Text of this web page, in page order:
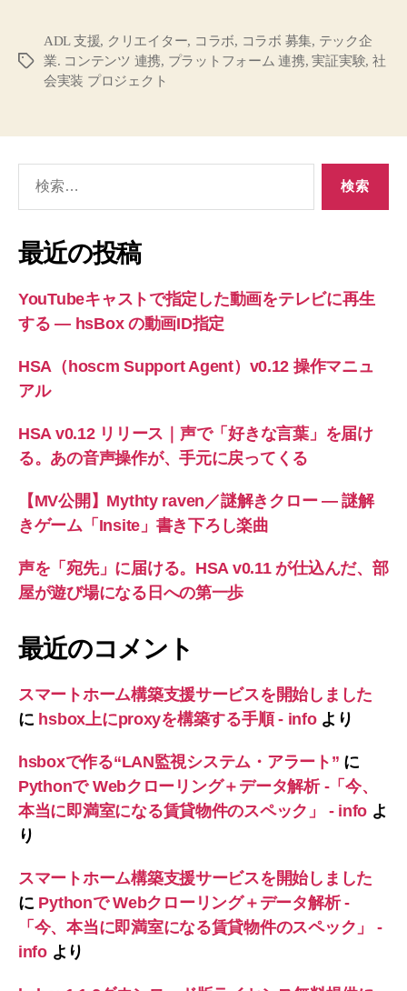
タ
ADL 支援, クリエイター, コラボ, コラボ 募集, テック企
業. コンテンツ 連携, プラットフォーム 連携,実証実験, 社
会実装 プロジェクト
象:
最近の投稿
YouTubeキャストで指定した動画をテレビに再生
する ― hsBox の動画ID指定
HSA（hoscm Support Agent）v0.12 操作マニュ
アル
HSA v0.12 リリース｜声で「好きな言葉」を届け
る。あの音声操作が、手元に戻ってくる
【MV公開】Mythty raven／謎解きクロー — 謎解
きゲーム「Insite」書き下ろし楽曲
声を「宛先」に届ける。HSA v0.11 が仕込んだ、部
屋が遊び場になる日への第一歩
最近のコメント
スマートホーム構築支援サービスを開始しました
に hsbox上にproxyを構築する手順 - infoより
hsboxで作る“LAN監視システム・アラート” に
Pythonで Webクローリング＋データ解析 -「今、
本当に即満室になる賃貸物件のスペック」 - infoよ
り
スマートホーム構築支援サービスを開始しました
に Pythonで Webクローリング＋データ解析 -
「今、本当に即満室になる賃貸物件のスペック」 -
infoより